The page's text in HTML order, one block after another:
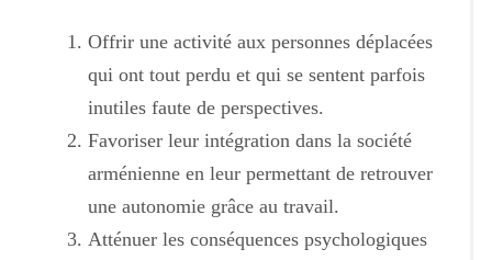
Offrir une activité aux personnes déplacées
qui ont tout perdu et qui se sentent parfois
inutiles faute de perspectives.
Favoriser leur intégration dans la société
arménienne en leur permettant de retrouver
une autonomie grâce au travail.
Atténuer les conséquences psychologiques